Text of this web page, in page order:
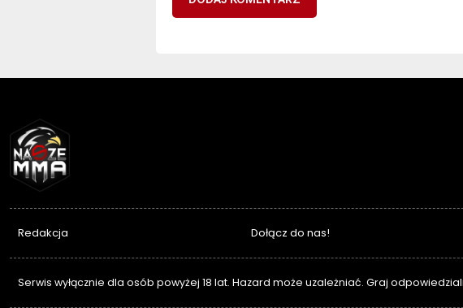
Redakcja Dołącz do nas!
Serwis wyłącznie dla osób powyżej 18 lat. Hazard może uzależniać. Graj